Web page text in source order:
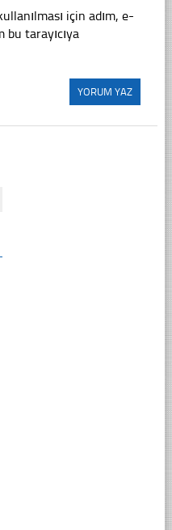
için adım, e-
bu tarayıcıya